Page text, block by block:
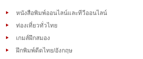
หนังสือพิมพ์ออนไลน์และทีวีออนไลน์
ท่องเที่ยวทั่วไทย
เกมส์ฝึกสมอง
ฝึกพิมพ์ดีดไทย/อังกฤษ